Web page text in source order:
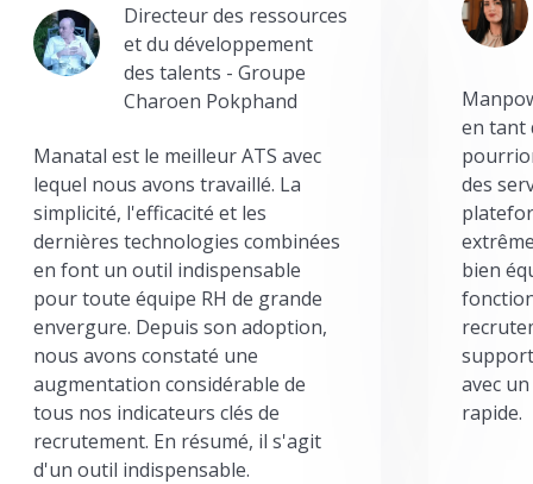
Directeur des ressources
et du développement
des talents - Groupe
Charoen Pokphand
Manatal est le meilleur ATS avec
lequel nous avons travaillé. La
simplicité, l'efficacité et les
dernières technologies combinées
en font un outil indispensable
pour toute équipe RH de grande
envergure. Depuis son adoption,
nous avons constaté une
augmentation considérable de
tous nos indicateurs clés de
recrutement. En résumé, il s'agit
d'un outil indispensable.
en tant
des
bien
avec
rapide.